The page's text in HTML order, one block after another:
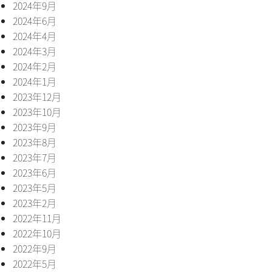
2024年9月
2024年6月
2024年4月
2024年3月
2024年2月
2024年1月
2023年12月
2023年10月
2023年9月
2023年8月
2023年7月
2023年6月
2023年5月
2023年2月
2022年11月
2022年10月
2022年9月
2022年5月